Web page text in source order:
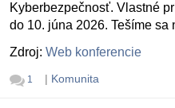
Kyberbezpečnosť. Vlastné
do 10. júna 2026. Tešíme sa
Zdroj: Web konferencie
1 | Komunita